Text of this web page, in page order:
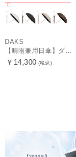
で
DAKS
【晴雨兼用日傘】ダックス（DAKS）ロゴジャガード×刺繍 遮光99.99％ UV99％ 日本製
￥14,300 (税込)